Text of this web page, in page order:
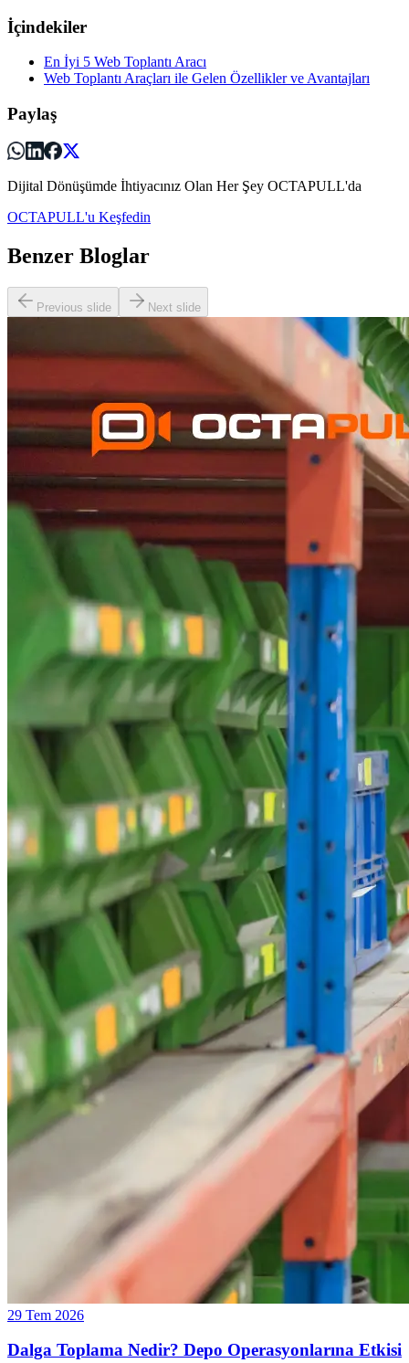
İçindekiler
En İyi 5 Web Toplantı Aracı
Web Toplantı Araçları ile Gelen Özellikler ve Avantajları
Paylaş
Dijital Dönüşümde İhtiyacınız Olan Her Şey OCTAPULL'da
OCTAPULL'u Keşfedin
Benzer Bloglar
Previous slide Next slide
29 Tem 2026
Dalga Toplama Nedir? Depo Operasyonlarına Etkisi